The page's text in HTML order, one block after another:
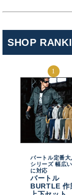
SHOP
バートル定番大
シリーズ 幅広
に対応
バートル
BURTLE 作